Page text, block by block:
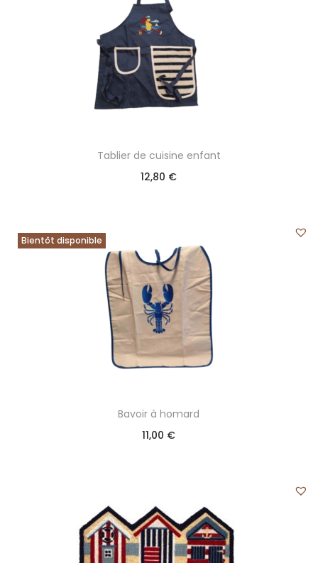
Tablier de cuisine enfant
12,80 €
Bientôt disponible
Bavoir à homard
11,00 €